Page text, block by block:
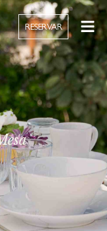
RESERVAR